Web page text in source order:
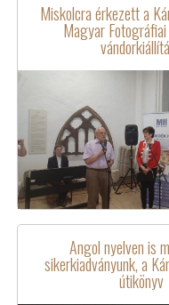
Miskolcra érkezett a
Magyar
Angol nyelven is
sikerkiadványunk, a
útikönyv